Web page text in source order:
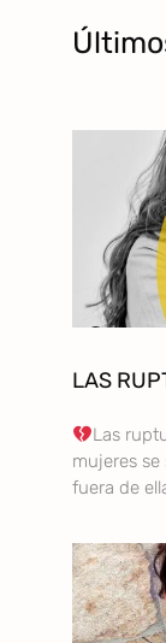
LAS
Las
mujeres
fuera de